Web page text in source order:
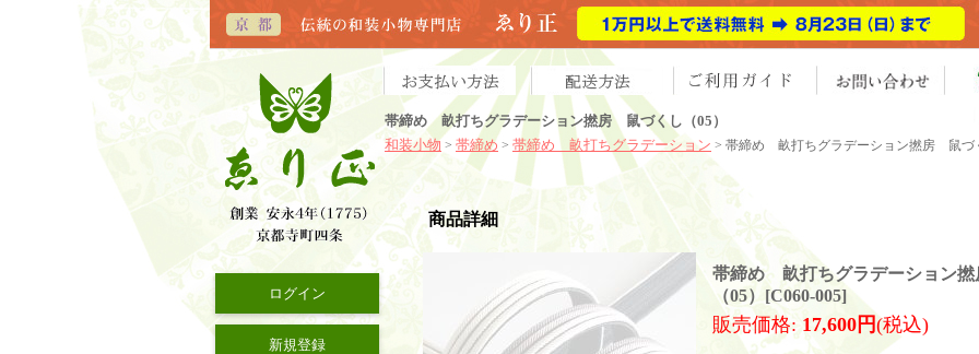
帯締め 畝打ちグラデーション撚房 鼠づくし（05）
和装小物 > 帯締め > 帯締め 畝打ちグラデーション > 帯締め 畝打ちグラデーション撚房 鼠づ
ログイン
新規登録
商品詳細
帯締め 畝打ちグラデーション
（05） [C060-005]
販売価格: 17,600円(税込)